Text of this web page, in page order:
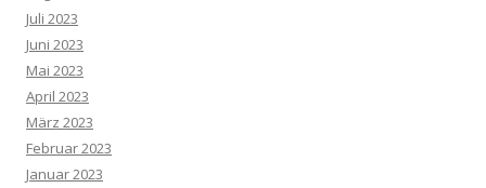
Juli 2023
Juni 2023
Mai 2023
April 2023
März 2023
Februar 2023
Januar 2023